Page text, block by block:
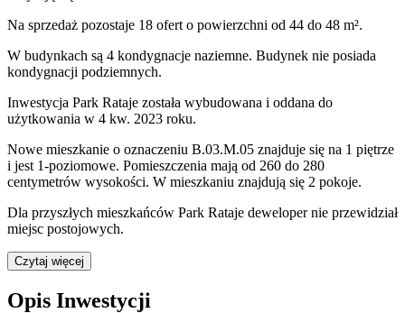
Na sprzedaż pozostaje 18 ofert o powierzchni od 44 do 48 m².
W budynkach są 4 kondygnacje naziemne. Budynek nie posiada
kondygnacji podziemnych.
Inwestycja Park Rataje została wybudowana i oddana do
użytkowania w 4 kw. 2023 roku.
Nowe mieszkanie o oznaczeniu B.03.M.05 znajduje się na 1 piętrze
i jest 1-poziomowe. Pomieszczenia mają od 260 do 280
centymetrów wysokości. W mieszkaniu znajdują się 2 pokoje.
Dla przyszłych mieszkańców Park Rataje deweloper nie przewidział
miejsc postojowych.
Czytaj więcej
Opis Inwestycji